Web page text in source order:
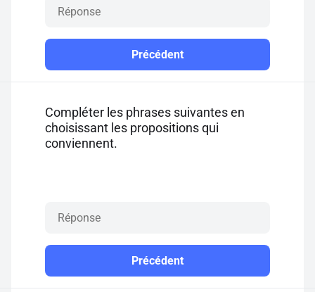
Précédent
Compléter les phrases suivantes en
choisissant les propositions qui
conviennent.
Précédent